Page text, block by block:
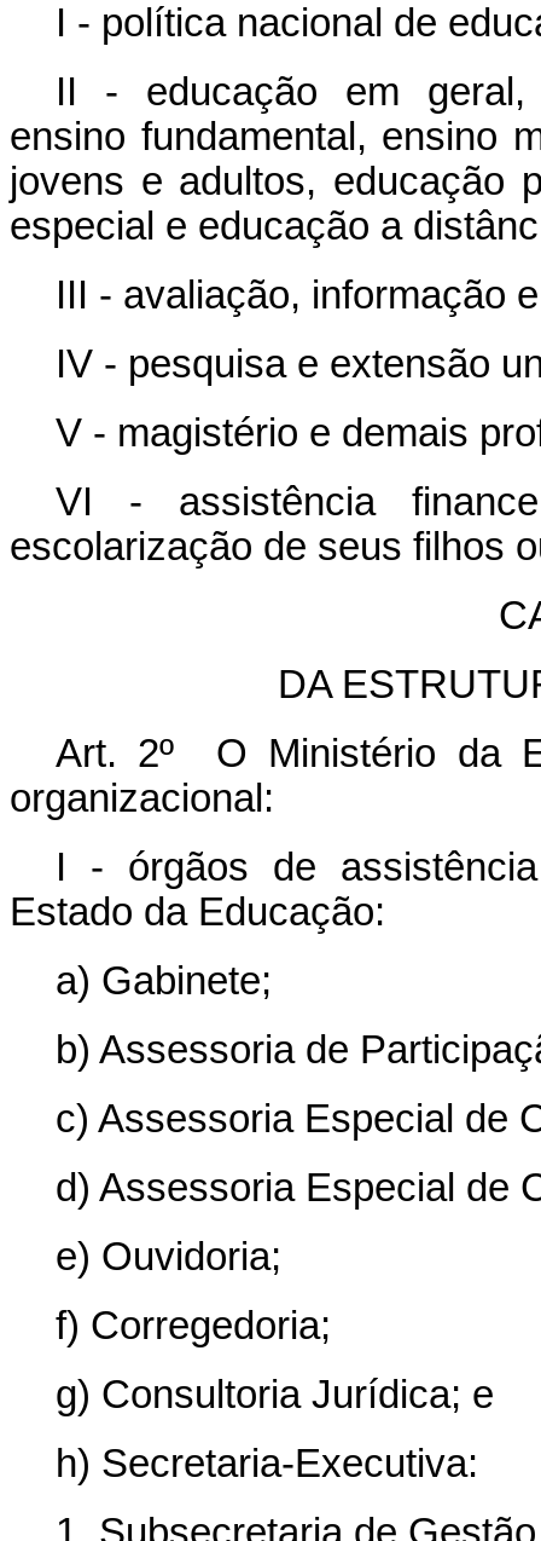
I - política nacional de
II - educação em geral,
ensino fundamental, ensino
jovens e adultos, educação
especial e educação a
III - avaliação, informação
IV - pesquisa e extensão
V - magistério e demais
VI - assistência
escolarização de seus filhos
DA
Art. 2º O Ministério da
organizacional:
I - órgãos de
Estado da Educação:
a) Gabinete;
b) Assessoria de
c) Assessoria Especial de
d) Assessoria Especial de
e) Ouvidoria;
f) Corregedoria;
g) Consultoria Jurídica; e
h) Secretaria-Executiva: